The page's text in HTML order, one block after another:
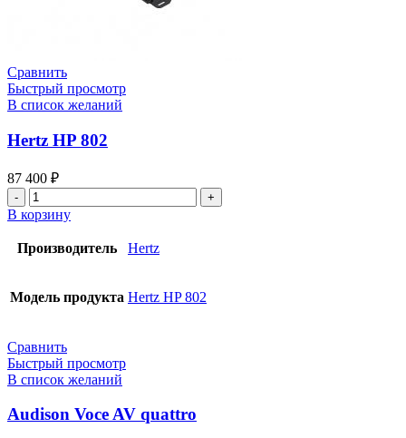
Сравнить
Быстрый просмотр
В список желаний
Hertz HP 802
87 400 ₽
В корзину
Производитель Hertz
Модель продукта Hertz HP 802
Сравнить
Быстрый просмотр
В список желаний
Audison Voce AV quattro